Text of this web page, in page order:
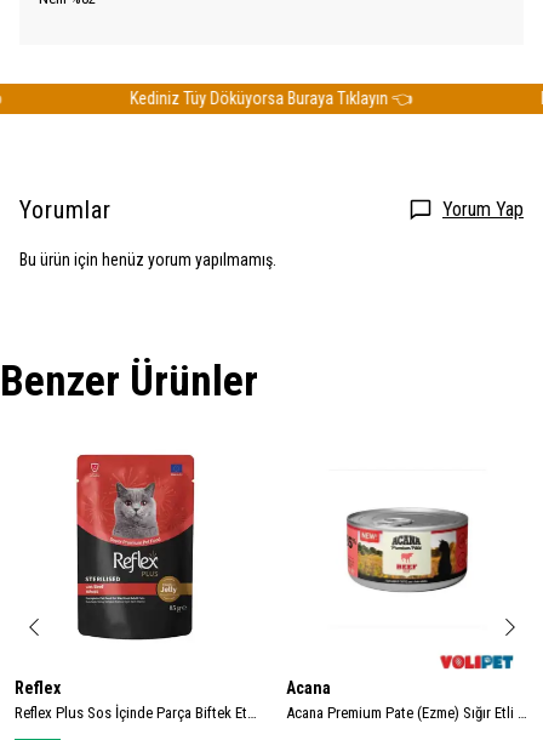
Kediniz Tüy Döküyorsa Buraya Tıklayın 👈
Yorumlar Yorum Yap
Bu ürün için henüz yorum yapılmamış.
Benzer Ürünler
Reflex
Reflex Plus Sos İçinde Parça Biftek Etli Kısırlaştırılmış Kedi Konservesi 85gr
Acana
Acana Premium Pate (Ezme) Sığır Etli Kedi Konservesi 85gr